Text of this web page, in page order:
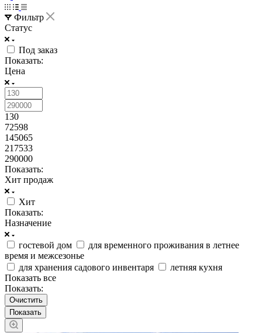
Фильтр
Статус
Под заказ
Показать:
Цена
130
72598
145065
217533
290000
Показать:
Хит продаж
Хит
Показать:
Назначение
гостевой дом
для временного проживания в летнее
время и межсезонье
для хранения садового инвентаря
летняя кухня
Показать все
Показать:
Очистить